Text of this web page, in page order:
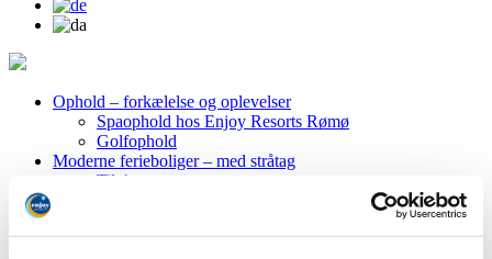
Ophold – forkælelse og oplevelser
Spaophold hos Enjoy Resorts Rømø
Golfophold
Moderne ferieboliger – med stråtag
Til 4 gæster
Golf i topklasse